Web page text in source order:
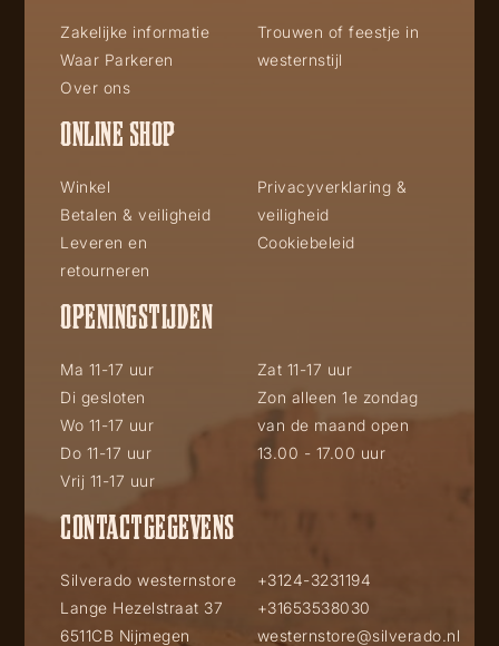
Zakelijke informatie
Waar Parkeren
Over ons
Trouwen of feestje in
westernstijl
ONLINE SHOP
Winkel
Betalen & veiligheid
Leveren en
retourneren
Privacyverklaring &
veiligheid
Cookiebeleid
OPENINGSTIJDEN
Ma 11-17 uur
Di gesloten
Wo 11-17 uur
Do 11-17 uur
Vrij 11-17 uur
Zat 11-17 uur
Zon alleen 1e zondag
van de maand open
13.00 - 17.00 uur
CONTACTGEGEVENS
Silverado westernstore
Lange Hezelstraat 37
6511CB Nijmegen
+3124-3231194
+31653538030
westernstore@silverado.nl